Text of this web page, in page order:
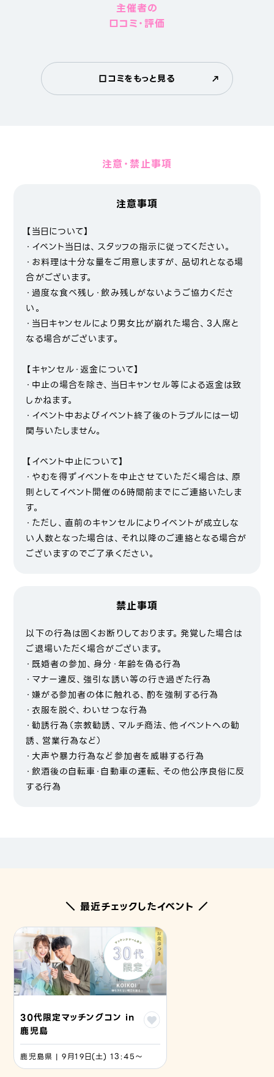
主催者の
口コミ・評価
口コミをもっと見る
注意・禁止事項
注意事項
【当日について】
・イベント当日は、スタッフの指示に従ってください。
・お料理は十分な量をご用意しますが、品切れとなる場
合がございます。
・過度な食べ残し・飲み残しがないようご協力くださ
い。
・当日キャンセルにより男女比が崩れた場合、3人席と
なる場合がございます。
【キャンセル・返金について】
・中止の場合を除き、当日キャンセル等による返金は致
しかねます。
・イベント中およびイベント終了後のトラブルには一切
関与いたしません。
【イベント中止について】
・やむを得ずイベントを中止させていただく場合は、原
則としてイベント開催の6時間前までにご連絡いたしま
す。
・ただし、直前のキャンセルによりイベントが成立しな
い人数となった場合は、それ以降のご連絡となる場合が
ございますのでご了承ください。
禁止事項
以下の行為は固くお断りしております。発覚した場合は
ご退場いただく場合がございます。
・既婚者の参加、身分・年齢を偽る行為
・マナー違反、強引な誘い等の行き過ぎた行為
・嫌がる参加者の体に触れる、酌を強制する行為
・衣服を脱ぐ、わいせつな行為
・勧誘行為（宗教勧誘、マルチ商法、他イベントへの勧
誘、営業行為など）
・大声や暴力行為など参加者を威嚇する行為
・飲酒後の自転車・自動車の運転、その他公序良俗に反
する行為
＼ 最近チェックしたイベント ／
30代限定マッチングコン in
鹿児島
鹿児島県 | 9月19日(土) 13:45〜